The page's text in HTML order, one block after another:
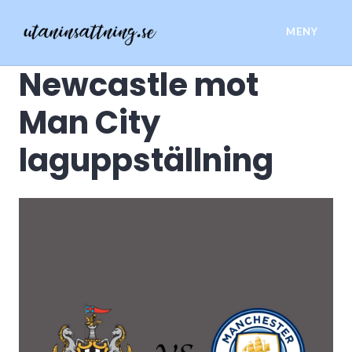
Spelsidor utan insättning
MENY
Newcastle mot
Man City
laguppställning